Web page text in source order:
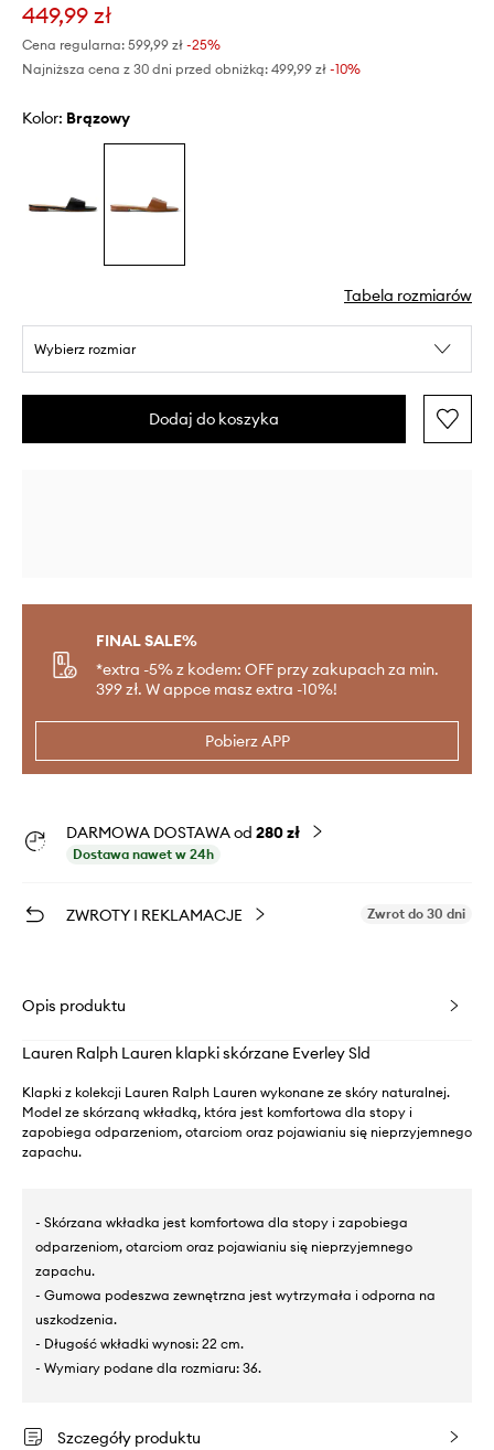
449,99 zł
Cena regularna: 599,99 zł -25%
Najniższa cena z 30 dni przed obniżką: 499,99 zł -10%
Kolor: brązowy
Tabela rozmiarów
Wybierz rozmiar
Dodaj do koszyka
FINAL SALE%
*extra -5% z kodem: OFF przy zakupach za min.
399 zł. W appce masz extra -10%!
Pobierz APP
DARMOWA DOSTAWA od 280 zł
Dostawa nawet w 24h
ZWROTY I REKLAMACJE Zwrot do 30 dni
Opis produktu
Lauren Ralph Lauren klapki skórzane Everley Sld
Klapki z kolekcji Lauren Ralph Lauren wykonane ze skóry naturalnej.
Model ze skórzaną wkładką, która jest komfortowa dla stopy i
zapobiega odparzeniom, otarciom oraz pojawianiu się nieprzyjemnego
zapachu.
- Skórzana wkładka jest komfortowa dla stopy i zapobiega
odparzeniom, otarciom oraz pojawianiu się nieprzyjemnego
zapachu.
- Gumowa podeszwa zewnętrzna jest wytrzymała i odporna na
uszkodzenia.
- Długość wkładki wynosi: 22 cm.
- Wymiary podane dla rozmiaru: 36.
Szczegóły produktu